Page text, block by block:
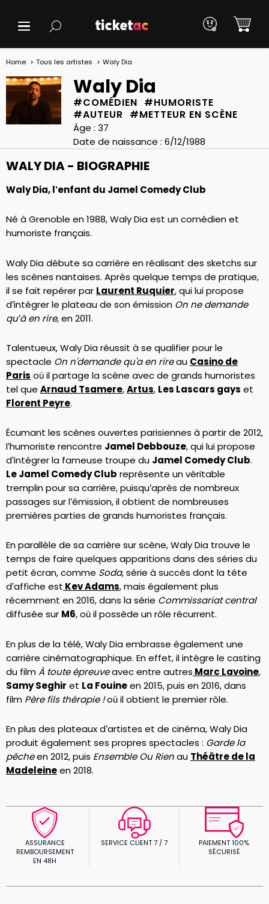
Home Tous les artistes Waly Dia
Waly Dia
#COMÉDIEN #HUMORISTE
#AUTEUR #METTEUR EN SCÈNE
Âge : 37
Date de naissance : 6/12/1988
WALY DIA - BIOGRAPHIE
Waly Dia, l’enfant du Jamel Comedy Club
Né à Grenoble en 1988, Waly Dia est un comédien et
humoriste français.
Waly Dia débute sa carrière en réalisant des sketchs sur
les scènes nantaises. Après quelque temps de pratique,
il se fait repérer par Laurent Ruquier, qui lui propose
d’intégrer le plateau de son émission On ne demande
qu’à en rire, en 2011.
Talentueux, Waly Dia réussit à se qualifier pour le
spectacle On n'demande qu'a en rireau Casino de
Paris où il partage la scène avec de grands humoristes
tel que Arnaud Tsamere,Artus, Les Lascars gays et
Florent Peyre.
Écumant les scènes ouvertes parisiennes à partir de 2012,
l’humoriste rencontre Jamel Debbouze, qui lui propose
d’intégrer la fameuse troupe du Jamel Comedy Club.
Le Jamel Comedy Club représente un véritable
tremplin pour sa carrière, puisqu’après de nombreux
passages sur l’émission, il obtient de nombreuses
premières parties de grands humoristes français.
En parallèle de sa carrière sur scène, Waly Dia trouve le
temps de faire quelques apparitions dans des séries du
petit écran, comme Soda, série à succès dont la tête
d’affiche est Kev Adams, mais également plus
récemment en 2016, dans la série Commissariat central
diffusée sur M6, où il possède un rôle récurrent.
En plus de la télé, Waly Dia embrasse également une
carrière cinématographique. En effet, il intègre le casting
du filmÀ toute épreuveavec entre autres Marc Lavoine,
Samy Seghir et La Fouineen 2015, puis en 2016, dans
film Père fils thérapie !où il obtient le premier rôle.
En plus des plateaux d’artistes et de cinéma, Waly Dia
produit également ses propres spectacles : Garde la
pêcheen 2012, puis Ensemble Ou Rienau Théâtre de la
Madeleineen 2018.
ASSURANCE
REMBOURSEMENT
EN 48H
SERVICE CLIENT 7 / 7
PAIEMENT 100%
SÉCURISÉ